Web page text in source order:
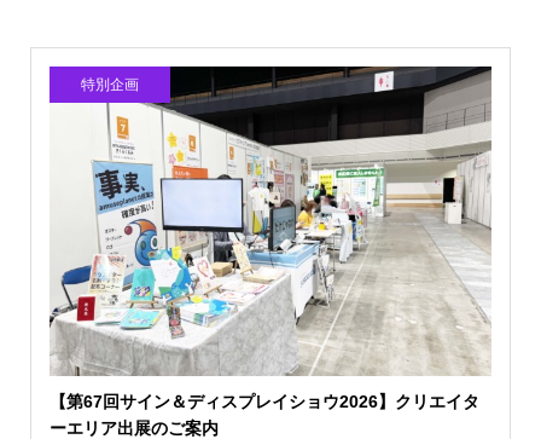
特別企画
【第67回サイン＆ディスプレイショウ2026】クリエイタ
ーエリア出展のご案内